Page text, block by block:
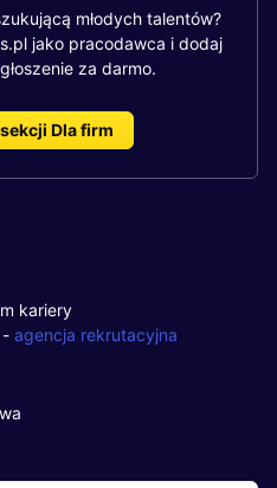
młodych talentów?
jako pracodawca i dodaj
za darmo.
Dla firm
kariery
- agencja rekrutacyjna